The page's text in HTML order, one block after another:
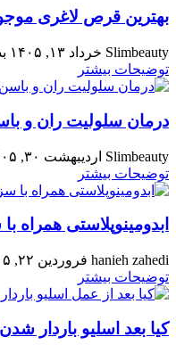
بهترین قرص لاغری
Slimbeauty خرداد ۱۳, ۱۴۰۵
توضیحات بیشتر
درمان سلولیت ران و
Slimbeauty اردیبهشت ۳۰, ۱۴۰۵
توضیحات بیشتر
ابدومینوپلاستی همراه
hanieh zahedi فروردین ۲۲, ۱۴۰۵
توضیحات بیشتر
کیا بعد اسلیو باردار